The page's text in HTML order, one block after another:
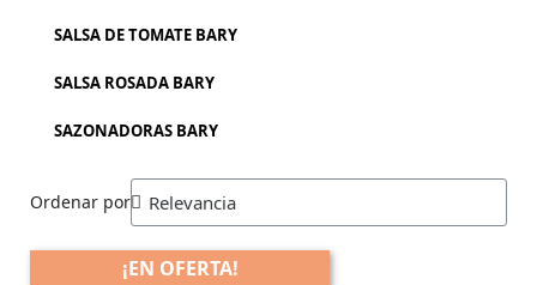
SALSA DE TOMATE BARY
SALSA ROSADA BARY
SAZONADORAS BARY
Ordenar por
¡EN OFERTA!